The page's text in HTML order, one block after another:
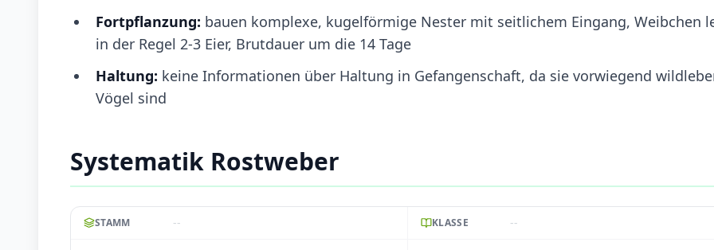
Fortpflanzung: bauen komplexe, kugelförmige Nester mit seitlichem Eingang, Weibchen
in der Regel 2-3 Eier, Brutdauer um die 14 Tage
Haltung: keine Informationen über Haltung in Gefangenschaft, da sie vorwiegend
Vögel sind
Systematik Rostweber
STAMM -- KLASSE --